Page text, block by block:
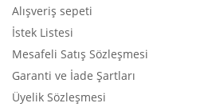
Alışveriş sepeti
İstek Listesi
Mesafeli Satış Sözleşmesi
Garanti ve İade Şartları
Üyelik Sözleşmesi